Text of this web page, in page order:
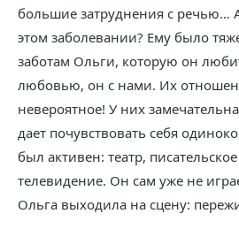
большие затруднения с речью…
этом заболевании? Ему было
заботам Ольги, которую он
любовью, он с нами. Их
невероятное! У них
дает почувствовать себя
был активен: театр,
телевидение. Он сам уже не
Ольга выходила на сцену: